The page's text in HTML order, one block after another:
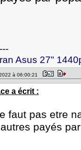
Asus 27"
à 06:00:21
a écrit :
faut pas etre
payés